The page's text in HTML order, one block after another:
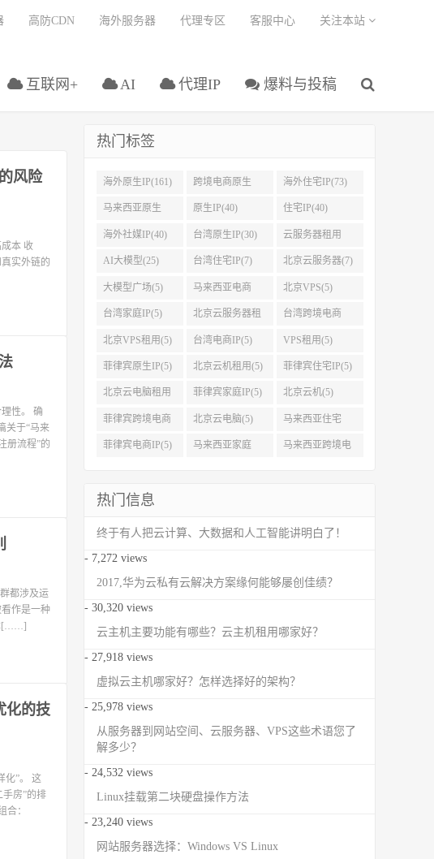
互联网+ AI 代理IP 爆料与投稿
高防CDN 海外服务器 代理专区 客服中心 关注本站
风险
本 收
实外链的
性。 确
关于“马来
册流程”的
都涉及运
作是一种
[……]
化的技
化”。 这
房”的排
合：
热门标签
海外原生IP(161) 跨境电商原生
IP(108)
海外住宅IP(73)
马来西亚原生
IP(45)
原生IP(40) 住宅IP(40)
海外社媒IP(40) 台湾原生IP(30) 云服务器租用
(27)
AI大模型(25) 台湾住宅IP(7) 北京云服务器(7)
大模型广场(5) 马来西亚电商
IP(5)
北京VPS(5)
台湾家庭IP(5) 北京云服务器租
用(5)
台湾跨境电商
IP(5)
北京VPS租用(5) 台湾电商IP(5) VPS租用(5)
菲律宾原生IP(5) 北京云机租用(5) 菲律宾住宅IP(5)
北京云电脑租用
(5)
菲律宾家庭IP(5) 北京云机(5)
菲律宾跨境电商
IP(5)
北京云电脑(5) 马来西亚住宅
IP(5)
菲律宾电商IP(5) 马来西亚家庭 马来西亚跨境电
热门信息
终于有人把云计算、大数据和人工智能讲明白了！
- 7,272 views
2017,华为云私有云解决方案缘何能够屡创佳绩？
- 30,320 views
云主机主要功能有哪些？云主机租用哪家好？
- 27,918 views
虚拟云主机哪家好？怎样选择好的架构？
- 25,978 views
从服务器到网站空间、云服务器、VPS这些术语您了
解多少？
- 24,532 views
Linux挂载第二块硬盘操作方法
- 23,240 views
网站服务器选择：Windows VS Linux